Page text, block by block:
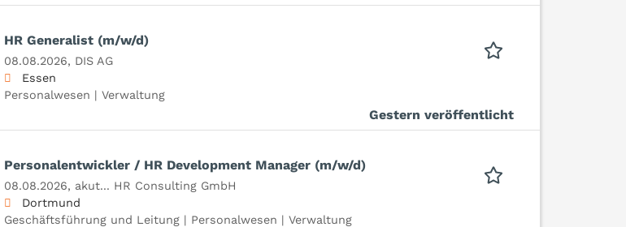
HR Generalist (m/w/d)
08.08.2026, DIS AG
Essen
Personalwesen | Verwaltung
Gestern veröffentlicht
Personalentwickler / HR Development Manager (m/w/d)
08.08.2026, akut... HR Consulting GmbH
Dortmund
Geschäftsführung und Leitung | Personalwesen | Verwaltung